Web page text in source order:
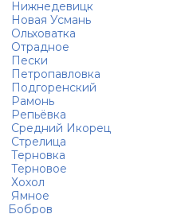
Нижнедевицк
Новая Усмань
Ольховатка
Отрадное
Пески
Петропавловка
Подгоренский
Рамонь
Репьёвка
Средний Икорец
Стрелица
Терновка
Терновое
Хохол
Ямное
Бобров